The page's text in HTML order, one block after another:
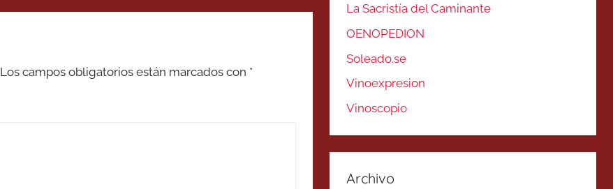
Los campos obligatorios están marcados con *
La Sacristía del Caminante
OENOPEDION
Soleado.se
Vinoexpresion
Vinoscopio
Archivo